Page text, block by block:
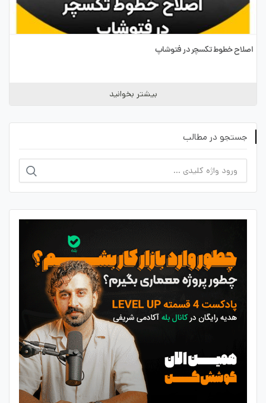
اصلاح خطوط تکسچر در فتوشاپ
بیشتر بخوانید
جستجو در مطالب